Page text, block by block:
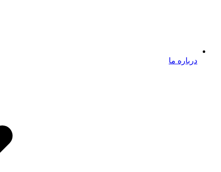
درباره ما